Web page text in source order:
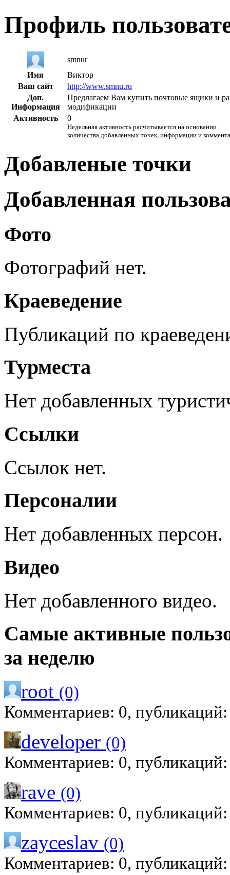
Профиль
smnur
Имя
Виктор
Ваш сайт
http://www.smnu.ru
Доп.
Информация
Предлагаем Вам купить почтовые ящики и
модификации
Активность
0
Недельная активность расчитывается на основании
количества добавленных точек, информации и
Добавленые точки
Добавленная
Фото
Фотографий нет.
Краеведение
Публикаций по
Турместа
Нет добавленных
Ссылки
Ссылок нет.
Персоналии
Нет добавленных персон.
Видео
Нет добавленного видео.
Самые активные
за неделю
root (0)
Комментариев: 0,
developer (0)
Комментариев: 0,
rave (0)
Комментариев: 0,
zayceslav (0)
Комментариев: 0,